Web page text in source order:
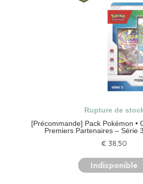
Rupture de
[Précommande] Pack Pokémon •
Premiers Partenaires – Série
€ 38,50
Indisponible